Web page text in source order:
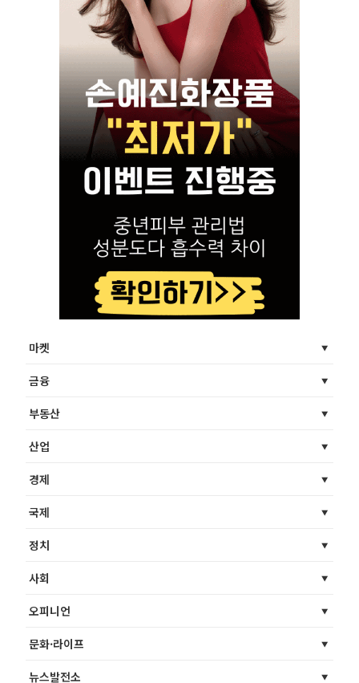
마켓
금융
부동산
산업
경제
국제
정치
사회
오피니언
문화·라이프
뉴스발전소